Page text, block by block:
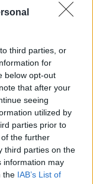
third parties, or
for
below opt-out
that after your
seeing
utilized by
parties prior to
the further
third parties on the
information may
the IAB’s List of
Etna,
mbërritjet në
e Katanias për
hirit vullkanik